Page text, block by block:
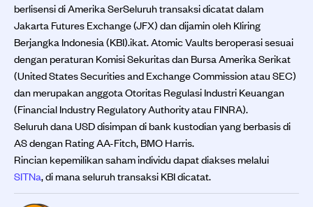
berlisensi di Amerika SerSeluruh transaksi dicatat dalam
Jakarta Futures Exchange (JFX) dan dijamin oleh Kliring
Berjangka Indonesia (KBI).ikat. Atomic Vaults beroperasi sesuai
dengan peraturan Komisi Sekuritas dan Bursa Amerika Serikat
(United States Securities and Exchange Commission atau SEC)
dan merupakan anggota Otoritas Regulasi Industri Keuangan
(Financial Industry Regulatory Authority atau FINRA).
Seluruh dana USD disimpan di bank kustodian yang berbasis di
AS dengan Rating AA-Fitch, BMO Harris.
Rincian kepemilikan saham individu dapat diakses melalui
SITNa, di mana seluruh transaksi KBI dicatat.